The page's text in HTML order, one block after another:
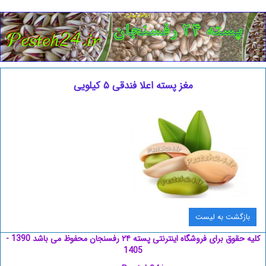
مغز پسته اعلا فندقی ۵ کیلویی
بازگشت به ليست
کلیه حقوق برای فروشگاه اینترنتی پسته ۲۴ رفسنجان محفوظ می باشد 1390 -
1405